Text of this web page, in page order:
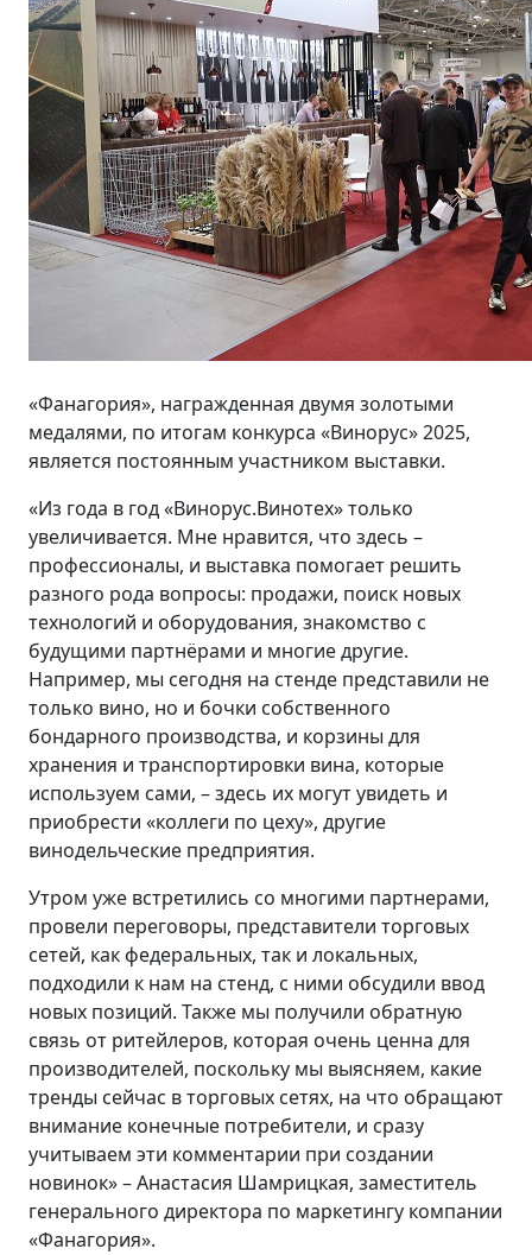
«Фанагория», награжденная двумя золотыми
медалями, по итогам конкурса «Винорус» 2025,
является постоянным участником выставки.
«Из года в год «Винорус.Винотех» только
увеличивается. Мне нравится, что здесь –
профессионалы, и выставка помогает решить
разного рода вопросы: продажи, поиск новых
технологий и оборудования, знакомство с
будущими партнёрами и многие другие.
Например, мы сегодня на стенде представили не
только вино, но и бочки собственного
бондарного производства, и корзины для
хранения и транспортировки вина, которые
используем сами, – здесь их могут увидеть и
приобрести «коллеги по цеху», другие
винодельческие предприятия.
Утром уже встретились со многими партнерами,
провели переговоры, представители торговых
сетей, как федеральных, так и локальных,
подходили к нам на стенд, с ними обсудили ввод
новых позиций. Также мы получили обратную
связь от ритейлеров, которая очень ценна для
производителей, поскольку мы выясняем, какие
тренды сейчас в торговых сетях, на что обращают
внимание конечные потребители, и сразу
учитываем эти комментарии при создании
новинок» – Анастасия Шамрицкая, заместитель
генерального директора по маркетингу компании
«Фанагория».